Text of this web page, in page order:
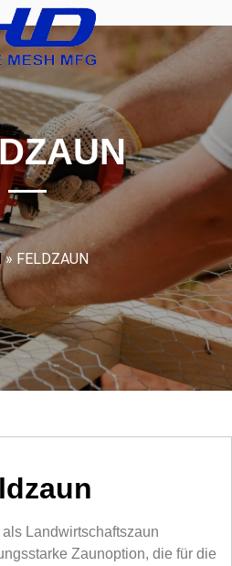
» FELDZAUN
Landwirtschaftszaun
Zaunoption, die für die